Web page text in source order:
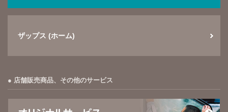
ザップス (ホーム)
店舗販売商品、その他のサービス